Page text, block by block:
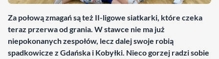
Za połową zmagań są też II-ligowe siatkarki, które czeka
teraz przerwa od grania. W stawce nie ma już
niepokonanych zespołów, lecz dalej swoje robią
spadkowicze z Gdańska i Kobyłki. Nieco gorzej radzi sobie